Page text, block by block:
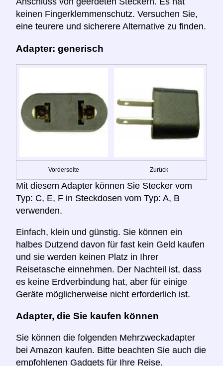
keinen Fingerklemmenschutz. Versuchen Sie,
eine teurere und sicherere Alternative zu finden.
Adapter: generisch
Vorderseite Zurück
Mit diesem Adapter können Sie Stecker vom
Typ: C, E, F in Steckdosen vom Typ: A, B
verwenden.
Einfach, klein und günstig. Sie können ein
halbes Dutzend davon für fast kein Geld kaufen
und sie werden keinen Platz in Ihrer
Reisetasche einnehmen. Der Nachteil ist, dass
es keine Erdverbindung hat, aber für einige
Geräte möglicherweise nicht erforderlich ist.
Adapter, die Sie kaufen können
Sie können die folgenden Mehrzweckadapter
bei Amazon kaufen. Bitte beachten Sie auch die
empfohlenen Gadgets für Ihre Reise.